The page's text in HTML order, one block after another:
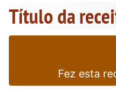
Título da
Fez esta